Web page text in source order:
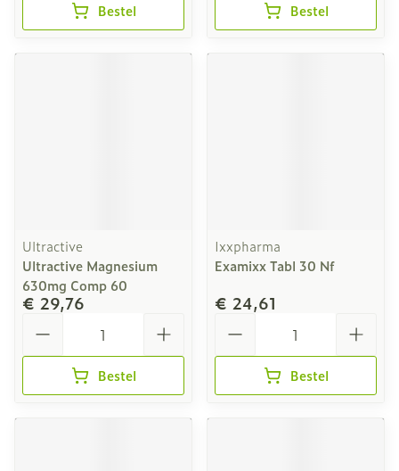
Bestel Bestel
Ultractive
Ultractive Magnesium
630mg Comp 60
€ 29,76
Bestel
Ixxpharma
Examixx Tabl 30 Nf
€ 24,61
Bestel